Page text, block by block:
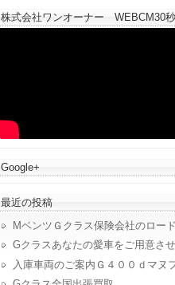
株式会社ワンオーナー WEBCM30秒
Google+
最近の投稿
MベンツＧクラス保険会社のロー
Gクラスあなたの愛車をご用意さ
入庫車両のご案内Ｇ４００ｄマヌ